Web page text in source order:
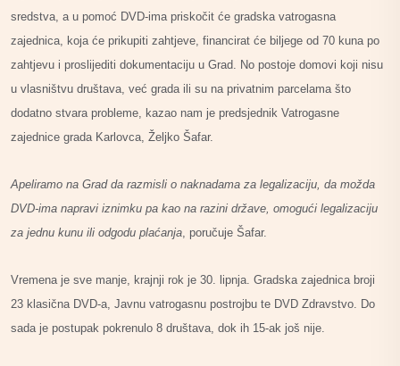
sredstva, a u pomoć DVD-ima priskočit će gradska vatrogasna
zajednica, koja će prikupiti zahtjeve, financirat će biljege od 70 kuna po
zahtjevu i proslijediti dokumentaciju u Grad. No postoje domovi koji nisu
u vlasništvu društava, već grada ili su na privatnim parcelama što
dodatno stvara probleme, kazao nam je predsjednik Vatrogasne
zajednice grada Karlovca, Željko Šafar.
Apeliramo na Grad da razmisli o naknadama za legalizaciju, da možda
DVD-ima napravi iznimku pa kao na razini države, omogući legalizaciju
za jednu kunu ili odgodu plaćanja , poručuje Šafar.
Vremena je sve manje, krajnji rok je 30. lipnja. Gradska zajednica broji
23 klasična DVD-a, Javnu vatrogasnu postrojbu te DVD Zdravstvo. Do
sada je postupak pokrenulo 8 društava, dok ih 15-ak još nije.